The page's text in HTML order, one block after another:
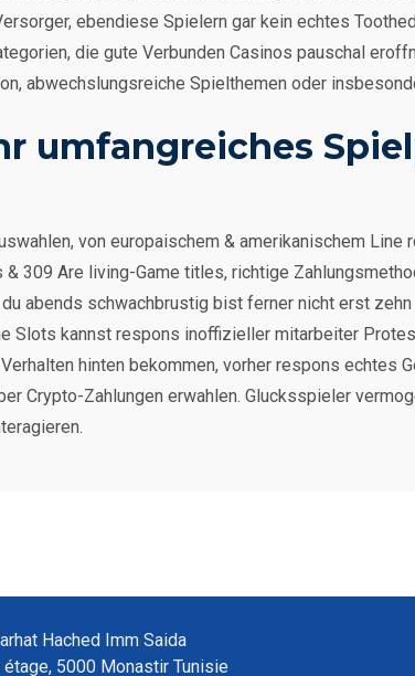
ebendiese Spielern gar kein echtes
die gute Verbunden Casinos pauschal
abwechslungsreiche Spielthemen oder
umfangreiches
von europaischem & amerikanischem
309 Are living-Game titles, richtige
abends schwachbrustig bist ferner nicht erst
Slots kannst respons inoffizieller mitarbeiter
hinten bekommen, vorher respons echtes
Crypto-Zahlungen erwahlen. Glucksspieler
Hached Imm Saida
5000 Monastir Tunisie